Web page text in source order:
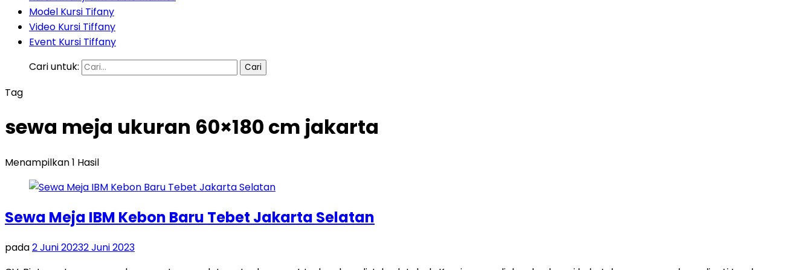
Model Kursi Tifany
Video Kursi Tiffany
Event Kursi Tiffany
Cari untuk:
Tag
sewa meja ukuran 60×180 cm jakarta
Menampilkan 1 Hasil
Sewa Meja IBM Kebon Baru Tebet Jakarta Selatan
pada2 Juni 20232 Juni 2023